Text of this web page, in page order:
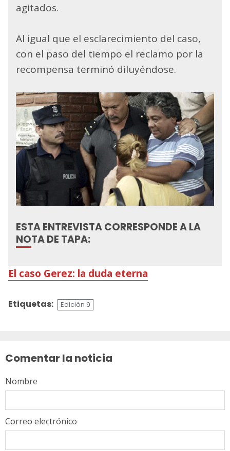
agitados.
Al igual que el esclarecimiento del caso,
con el paso del tiempo el reclamo por la
recompensa terminó diluyéndose.
ESTA ENTREVISTA CORRESPONDE A LA
NOTA DE TAPA:
El caso Gerez: la duda eterna
Etiquetas: Edición 9
Comentar la noticia
Nombre
Correo electrónico